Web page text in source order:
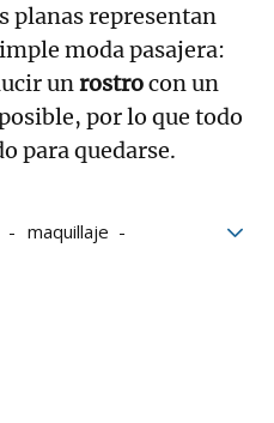
planas representan
moda pasajera:
unrostrocon un
por lo que todo
para quedarse.
maquillaje